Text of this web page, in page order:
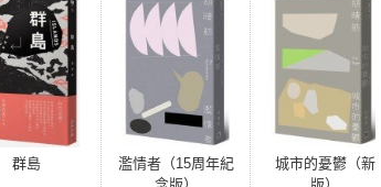
很不尋常，台上明明有兩個人，我卻只看著妳。他
喜歡上了妳，但你們要排情戲，戲裡，他得甜言
愛上他，嗯，讓妳的角色愛上他的角色。而我這個
，世偉說他實在演不下去，要我跟妳講清楚。」
群島
濫情者（15周年紀
城市的憂鬱（新